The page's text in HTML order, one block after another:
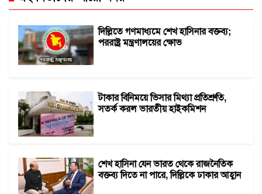
দিল্লিতে গণমাধ্যমে শেখ হাসিনার বক্তব্য;
পররাষ্ট্র মন্ত্রণালয়ের ক্ষোভ
টাকার বিনিময়ে ভিসার মিথ্যা প্রতিশ্রুতি,
সতর্ক করল ভারতীয় হাইকমিশন
শেখ হাসিনা যেন ভারত থেকে রাজনৈতিক
বক্তব্য দিতে না পারে, দিল্লিকে ঢাকার আহ্বান